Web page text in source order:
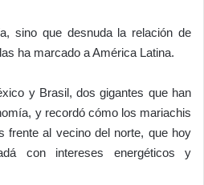
sino que desnuda la relación de
ha marcado a América Latina.
y Brasil, dos gigantes que han
y recordó cómo los mariachis
frente al vecino del norte, que hoy
con intereses energéticos y